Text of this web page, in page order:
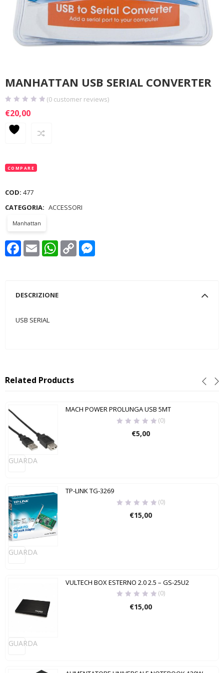
MANHATTAN USB SERIAL CONVERTER
(0 customer reviews)
€20,00
COMPARE
COD: 477
CATEGORIA: ACCESSORI
Manhattan
Facebook
Email WhatsApp
Copy
Link
DESCRIZIONE
USB SERIAL
Related Products
GUARDA
MACH POWER PROLUNGA USB 5MT
(0)
€5,00
GUARDA
TP-LINK TG-3269
(0)
€15,00
GUARDA
VULTECH BOX ESTERNO 2.0 2.5 – GS-25U2
(0)
€15,00